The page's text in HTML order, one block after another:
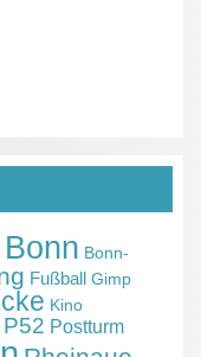
Bonn Bonn-
Fußball Gimp
Kino
P52 Postturm